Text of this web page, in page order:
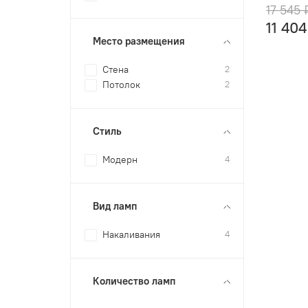
17 545
11
Место размещения
Стена 2
Потолок 2
Стиль
Модерн 4
Вид ламп
Накаливания 4
Количество ламп